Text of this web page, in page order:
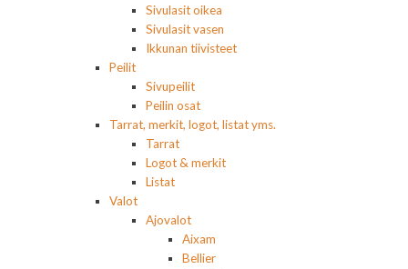
Sivulasit oikea
Sivulasit vasen
Ikkunan tiivisteet
Peilit
Sivupeilit
Peilin osat
Tarrat, merkit, logot, listat yms.
Tarrat
Logot & merkit
Listat
Valot
Ajovalot
Aixam
Bellier